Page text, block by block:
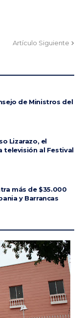
Artículo Siguiente
de Ministros del
Lizarazo, el
televisión al Festival
más de $35.000
y Barrancas